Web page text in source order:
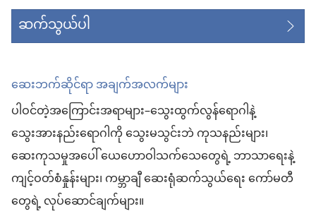
ဆက်သွယ်ပါ
ဆေးဘက်ဆိုင်ရာ အချက်အလက်များ
ပါဝင်တဲ့အကြောင်းအရာများ–သွေးထွက်လွန်ရောဂါနဲ့
သွေးအားနည်းရောဂါကို သွေးမသွင်းဘဲ ကုသနည်းများ၊
ဆေးကုသမှုအပေါ် ယေဟောဝါသက်သေတွေရဲ့ ဘာသာရေးနဲ့
ကျင့်ဝတ်စံနှုန်းများ၊ ကမ္ဘာချီ ဆေးရုံဆက်သွယ်ရေး ကော်မတီ
တွေရဲ့ လုပ်ဆောင်ချက်များ။